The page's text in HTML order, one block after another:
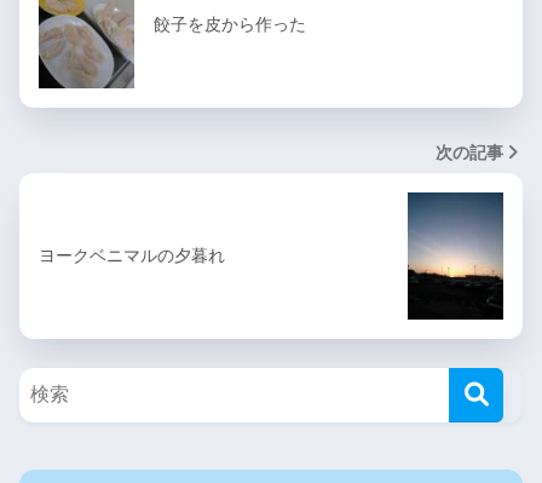
餃子を皮から作った
次の記事
ヨークベニマルの夕暮れ